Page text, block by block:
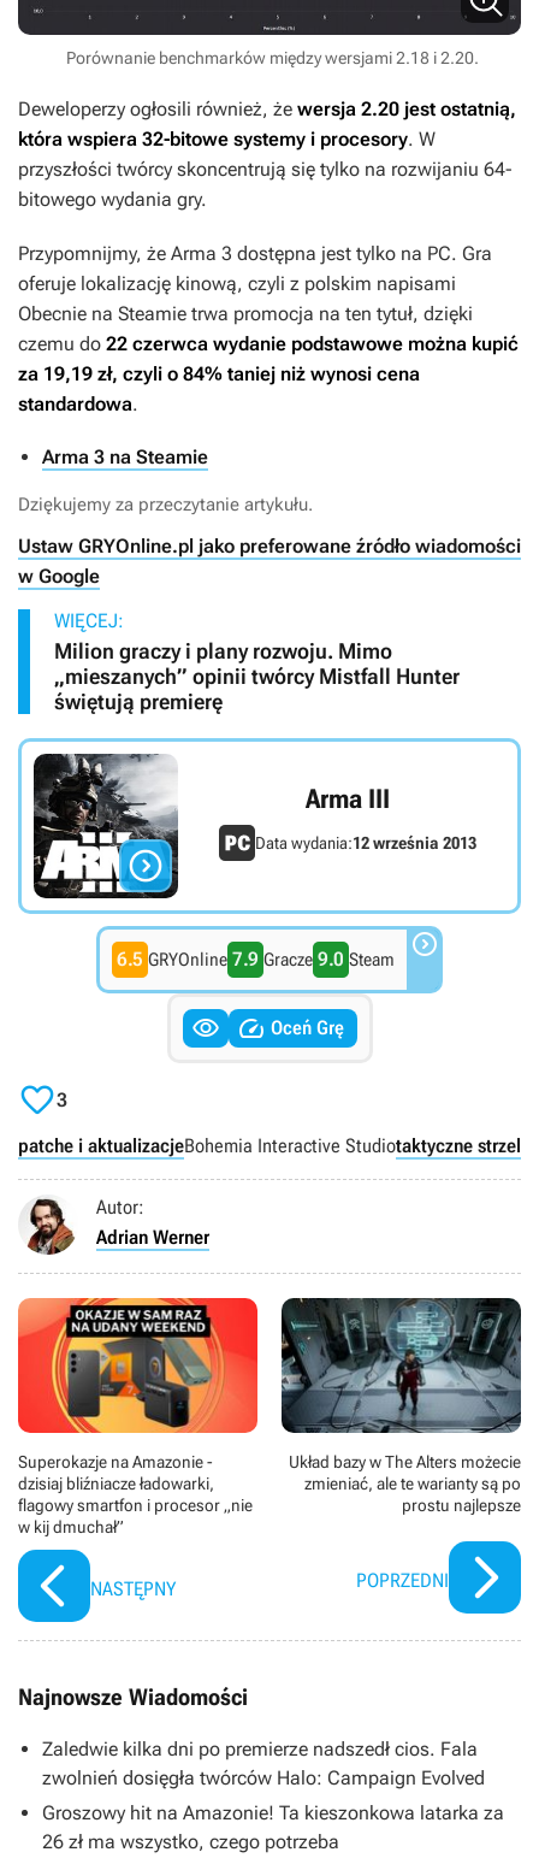
Porównanie benchmarków między wersjami 2.18 i 2.20.
Deweloperzy ogłosili również, że wersja 2.20 jest ostatnią,
która wspiera 32-bitowe systemy i procesory. W
przyszłości twórcy skoncentrują się tylko na rozwijaniu 64-
bitowego wydania gry.
Przypomnijmy, że Arma 3 dostępna jest tylko na PC. Gra
oferuje lokalizację kinową, czyli z polskim napisami
Obecnie na Steamie trwa promocja na ten tytuł, dzięki
czemu do 22 czerwca wydanie podstawowe można kupić
za 19,19 zł, czyli o 84% taniej niż wynosi cena
standardowa.
Arma 3 na Steamie
Dziękujemy za przeczytanie artykułu.
Ustaw GRYOnline.pl jako preferowane źródło wiadomości
w Google
WIĘCEJ:
Milion graczy i plany rozwoju. Mimo
„mieszanych” opinii twórcy Mistfall Hunter
świętują premierę

Arma III
Data wydania:12 września 2013
6.5 GRYOnline 7.9 Gracze 9.0 Steam 
  Oceń Grę
3
patche i aktualizacjeBohemia Interactive Studiotaktyczne
Autor:
Adrian Werner
Superokazje na Amazonie -
dzisiaj bliźniacze ładowarki,
flagowy smartfon i procesor „nie
w kij dmuchał”
NASTĘPNY
Układ bazy w The Alters możecie
zmieniać, ale te warianty są po
prostu najlepsze
POPRZEDNI
Najnowsze Wiadomości
Zaledwie kilka dni po premierze nadszedł cios. Fala
zwolnień dosięgła twórców Halo: Campaign Evolved
Groszowy hit na Amazonie! Ta kieszonkowa latarka za
26 zł ma wszystko, czego potrzeba